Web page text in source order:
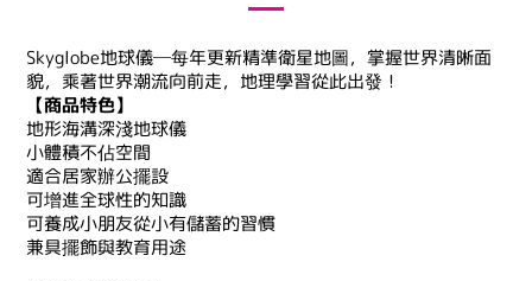
Skyglobe地球儀─每年更新精準衛星地圖，掌握世界清晰面
貌，乘著世界潮流向前走，地理學習從此出發！
【商品特色】
地形海溝深淺地球儀
小體積不佔空間
適合居家辦公擺設
可增進全球性的知識
可養成小朋友從小有儲蓄的習慣
兼具擺飾與教育用途